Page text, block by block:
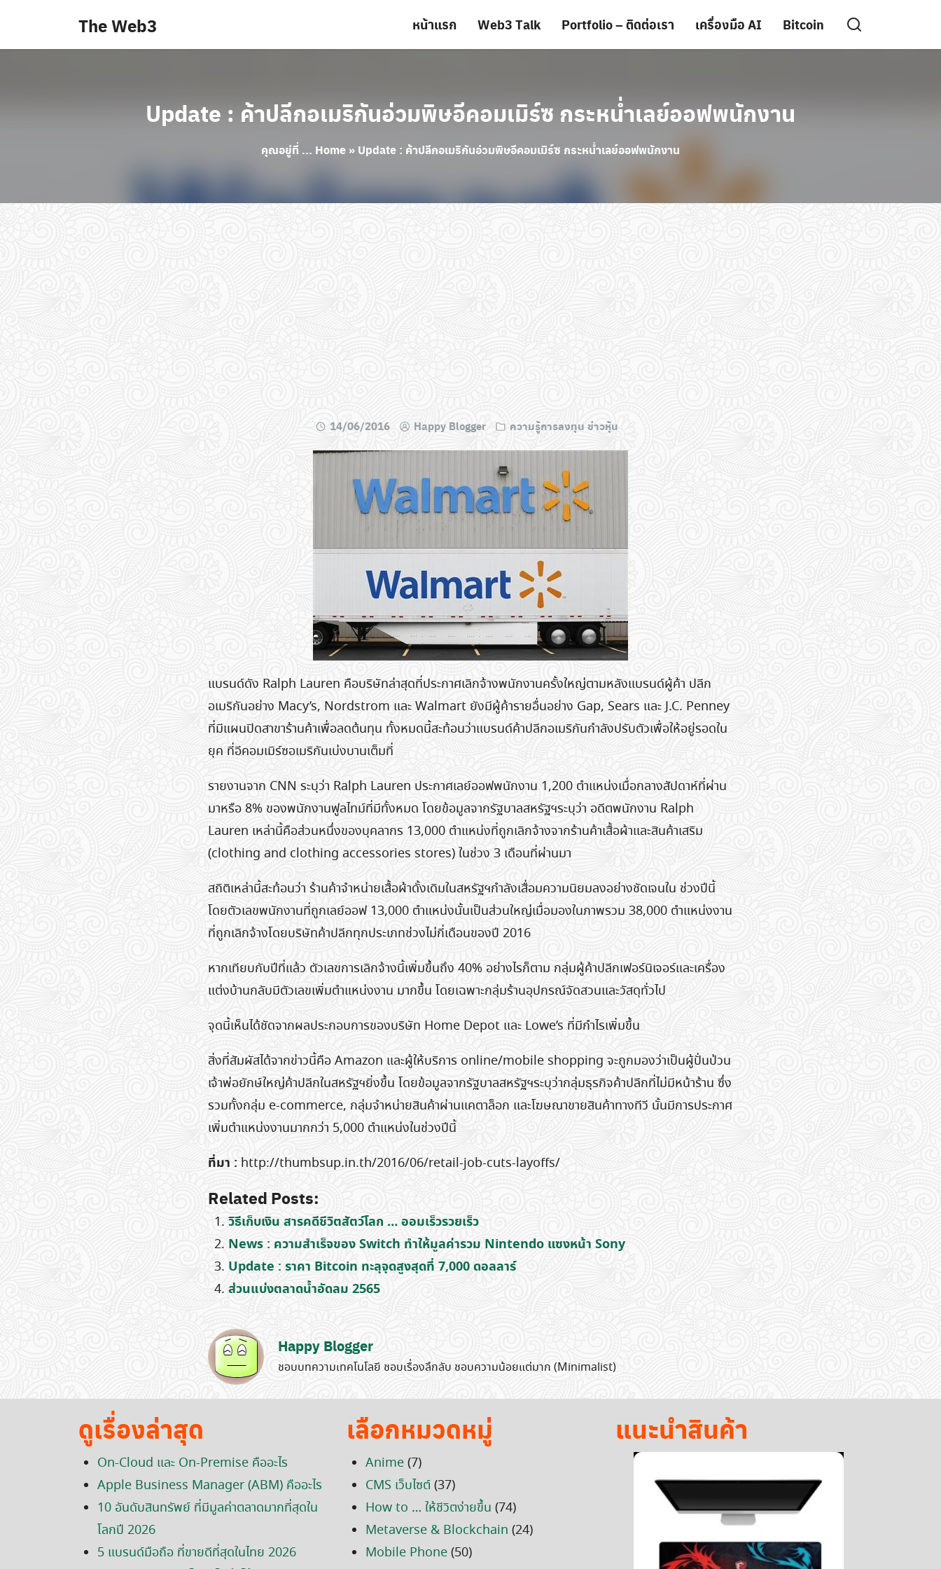
content
The Web3 หน้าแรก Web3 Talk Portfolio – ติดต่อเรา เครื่องมือ AI Bitcoin
Search
for:
Update : ค้าปลีกอเมริกันอ่วมพิษอีคอมเมิร์ซ กระหน่ำเลย์ออฟพนักงาน
คุณอยู่ที่ ... Home » Update : ค้าปลีกอเมริกันอ่วมพิษอีคอมเมิร์ซ กระหน่ำเลย์ออฟพนักงาน
14/06/2016 Happy Blogger ความรู้การลงทุน ข่าวหุ้น
แบรนด์ดัง Ralph Lauren คือบริษัทล่าสุดที่ประกาศเลิกจ้างพนักงานครั้งใหญ่ตามหลังแบรนด์ผู้ค้า ปลีก
อเมริกันอย่าง Macy’s, Nordstrom และ Walmart ยังมีผู้ค้ารายอื่นอย่าง Gap, Sears และ J.C. Penney
ที่มีแผนปิดสาขาร้านค้าเพื่อลดต้นทุน ทั้งหมดนี้สะท้อนว่าแบรนด์ค้าปลีกอเมริกันกำลังปรับตัวเพื่อให้อยู่รอดใน
ยุค ที่อีคอมเมิร์ซอเมริกันเบ่งบานเต็มที่
รายงานจาก CNN ระบุว่า Ralph Lauren ประกาศเลย์ออฟพนักงาน 1,200 ตำแหน่งเมื่อกลางสัปดาห์ที่ผ่าน
มาหรือ 8% ของพนักงานฟูลไทม์ที่มีทั้งหมด โดยข้อมูลจากรัฐบาลสหรัฐฯระบุว่า อดีตพนักงาน Ralph
Lauren เหล่านี้คือส่วนหนึ่งของบุคลากร 13,000 ตำแหน่งที่ถูกเลิกจ้างจากร้านค้าเสื้อผ้าและสินค้าเสริม
(clothing and clothing accessories stores) ในช่วง 3 เดือนที่ผ่านมา
สถิติเหล่านี้สะท้อนว่า ร้านค้าจำหน่ายเสื้อผ้าดั้งเดิมในสหรัฐฯกำลังเสื่อมความนิยมลงอย่างชัดเจนใน ช่วงปีนี้
โดยตัวเลขพนักงานที่ถูกเลย์ออฟ 13,000 ตำแหน่งนั้นเป็นส่วนใหญ่เมื่อมองในภาพรวม 38,000 ตำแหน่งงาน
ที่ถูกเลิกจ้างโดยบริษัทค้าปลีกทุกประเภทช่วงไม่กี่เดือนของปี 2016
หากเทียบกับปีที่แล้ว ตัวเลขการเลิกจ้างนี้เพิ่มขึ้นถึง 40% อย่างไรก็ตาม กลุ่มผู้ค้าปลีกเฟอร์นิเจอร์และเครื่อง
แต่งบ้านกลับมีตัวเลขเพิ่มตำแหน่งงาน มากขึ้น โดยเฉพาะกลุ่มร้านอุปกรณ์จัดสวนและวัสดุทั่วไป
จุดนี้เห็นได้ชัดจากผลประกอบการของบริษัท Home Depot และ Lowe’s ที่มีกำไรเพิ่มขึ้น
สิ่งที่สัมผัสได้จากข่าวนี้คือ Amazon และผู้ให้บริการ online/mobile shopping จะถูกมองว่าเป็นผู้ปั่นป่วน
เจ้าพ่อยักษ์ใหญ่ค้าปลีกในสหรัฐฯยิ่งขึ้น โดยข้อมูลจากรัฐบาลสหรัฐฯระบุว่ากลุ่มธุรกิจค้าปลีกที่ไม่มีหน้าร้าน ซึ่ง
รวมทั้งกลุ่ม e-commerce, กลุ่มจำหน่ายสินค้าผ่านแคตาล็อก และโฆษณาขายสินค้าทางทีวี นั้นมีการประกาศ
เพิ่มตำแหน่งงานมากกว่า 5,000 ตำแหน่งในช่วงปีนี้
ที่มา : http://thumbsup.in.th/2016/06/retail-job-cuts-layoffs/
Related Posts:
วิธีเก็บเงิน สารคดีชีวิตสัตว์โลก … ออมเร็วรวยเร็ว
News : ความสำเร็จของ Switch ทำให้มูลค่ารวม Nintendo แซงหน้า Sony
Update : ราคา Bitcoin ทะลุจุดสูงสุดที่ 7,000 ดอลลาร์
ส่วนแบ่งตลาดน้ำอัดลม 2565
Happy Blogger
ชอบบทความเทคโนโลยี ชอบเรื่องลึกลับ ชอบความน้อยแต่มาก (Minimalist)
ดูเรื่องล่าสุด
On-Cloud และ On-Premise คืออะไร
Apple Business Manager (ABM) คืออะไร
10 อันดับสินทรัพย์ ที่มีมูลค่าตลาดมากที่สุดใน
โลกปี 2026
5 แบรนด์มือถือ ที่ขายดีที่สุดในไทย 2026
เลือกหมวดหมู่
Anime(7)
CMS เว็บไซต์(37)
How to … ให้ชีวิตง่ายขึ้น (74)
Metaverse & Blockchain (24)
Mobile Phone(50)
แนะนำสินค้า